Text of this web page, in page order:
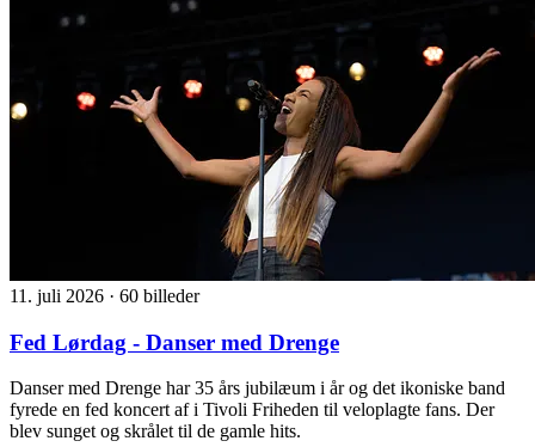
11. juli 2026 · 60 billeder
Fed Lørdag - Danser med Drenge
Danser med Drenge har 35 års jubilæum i år og det ikoniske band
fyrede en fed koncert af i Tivoli Friheden til veloplagte fans. Der
blev sunget og skrålet til de gamle hits.